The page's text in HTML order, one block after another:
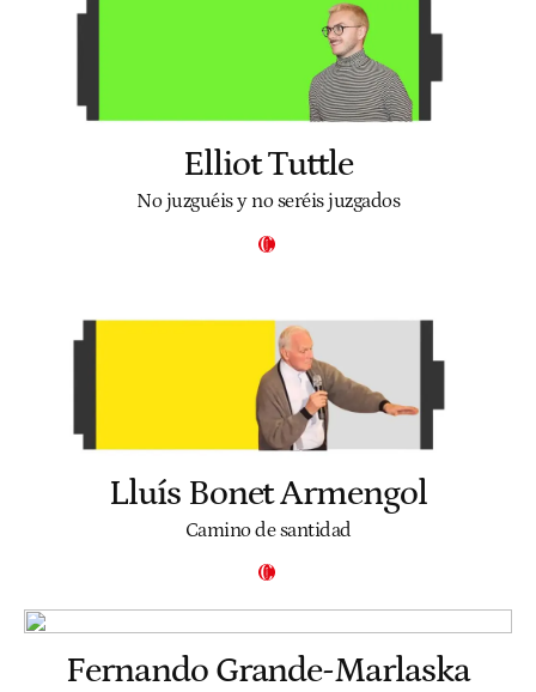
Elliot Tuttle
No juzguéis y no seréis juzgados
Lluís Bonet Armengol
Camino de santidad
Fernando Grande-Marlaska